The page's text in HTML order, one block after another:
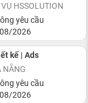
HSSOLUTION
yêu cầu
2026
kế | Ads
NẴNG
yêu cầu
2026